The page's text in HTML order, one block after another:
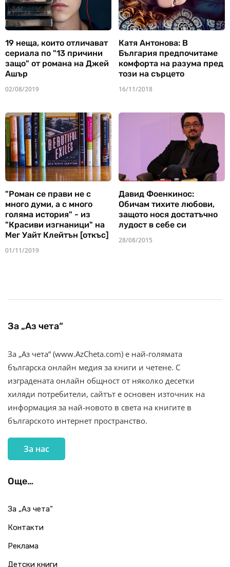
19 неща, които отличават
сериала по "13 причини
защо" от романа на Джей
Ашър
02/08/2019
Катя Антонова: В
България предпочитаме
комфорта на разума пред
този на сърцето
16/11/2018
"Роман се прави не с
много думи, а с много
голяма история" - из
"Красиви изгнаници" на
Мег Уайт Клейтън [откъс]
01/11/2019
Давид Фоенкинос:
Обичам тихите любови,
защото нося достатъчно
лудост в себе си
28/08/2015
За „Аз чета“
За „Аз чета“ (www.AzCheta.com) е най-голямата
българска онлайн медия за книги и четене. С
изградената онлайн общност от няколко десетки
хиляди потребители, сайтът е основен източник на
информация за най-новото в света на книгите в
българското интернет пространство.
За нас
Още…
За „Аз чета“
Контакти
Реклама
Детски книги